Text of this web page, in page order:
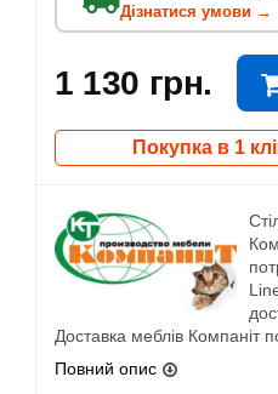
Дізнатися умови →
1 130 грн.
Покупка в 1
Доставка меблів Компаніт
Повний опис